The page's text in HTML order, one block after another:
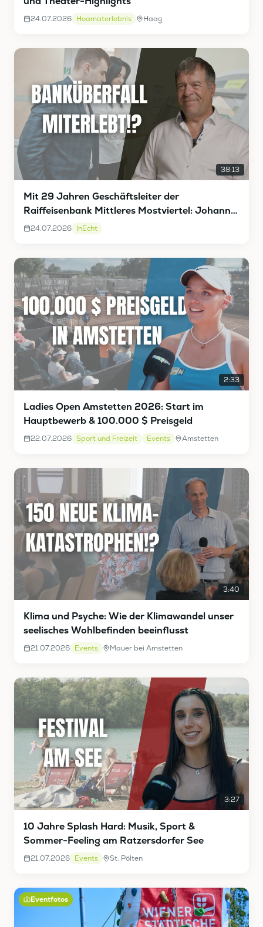
24.07.2026 Hoamaterlebnis Haag
38:13
Mit 29 Jahren Geschäftsleiter der
Raiffeisenbank Mittleres Mostviertel: Johann
Vieghofer InEcht
24.07.2026 InEcht
2:33
Ladies Open Amstetten 2026: Start im
Hauptbewerb & 100.000 $ Preisgeld
22.07.2026 Sport und Freizeit Events Amstetten
3:40
Klima und Psyche: Wie der Klimawandel unser
seelisches Wohlbefinden beeinflusst
21.07.2026 Events Mauer bei Amstetten
3:27
10 Jahre Splash Hard: Musik, Sport &
Sommer-Feeling am Ratzersdorfer See
21.07.2026 Events St. Pölten
Eventfotos